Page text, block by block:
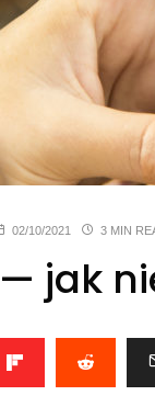
02/10/2021 3 MIN
jak